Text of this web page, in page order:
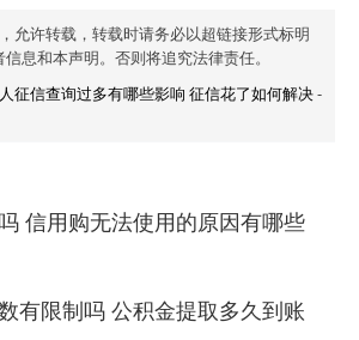
允许转载，转载时请务必以超链接形式标明
信息和本声明。否则将追究法律责任。
征信查询过多有哪些影响 征信花了如何解决-
信用购无法使用的原因有哪些
有限制吗 公积金提取多久到账